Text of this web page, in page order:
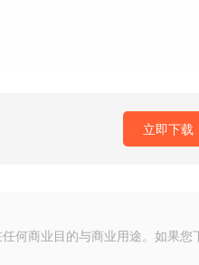
Photoshop中，ON1
层，为您提供更多的灵活性
立即下载
何商业目的与商业用途。如果您